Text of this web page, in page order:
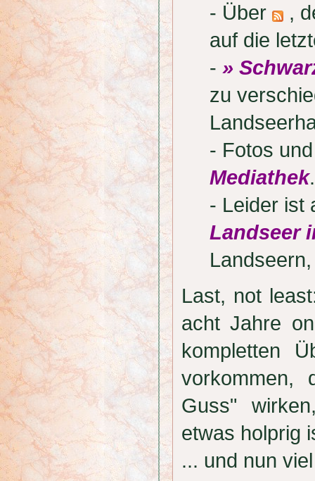
- Über
,
auf die
- »
zu
- Fotos
Mediathek.
- Leider ist
Landseer
Last, not
acht Jahre
kompletten
vorkommen,
Guss"
etwas holprig
... und nun